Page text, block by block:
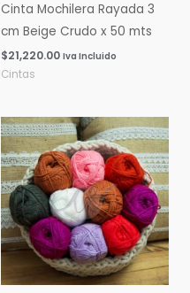
Cinta Mochilera Rayada 3
cm Beige Crudo x 50 mts
$21,220.00 Iva Incluido
Cintas
Rango
de
precios:
desde
$0.00
hasta
$14,600.00